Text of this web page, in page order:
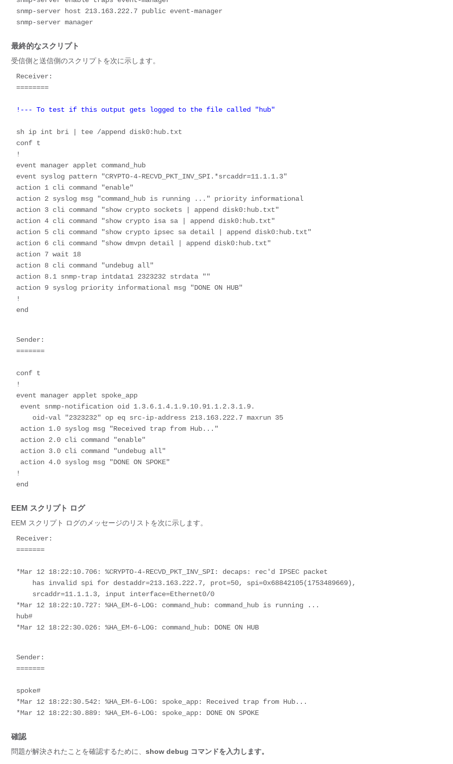
snmp-server host 213.163.222.7 public event-manager
snmp-server manager
最終的なスクリプト
受信側と送信側のスクリプトを次に示します。
Receiver:
!--- To test if this output gets logged to the file called "hub"
sh ip int bri | tee /append disk0:hub.txt
conf t
!
event manager applet command_hub
event syslog pattern "CRYPTO-4-RECVD_PKT_INV_SPI.*srcaddr=11.1.1.3"
action 1 cli command "enable"
action 2 syslog msg "command_hub is running ..." priority informational
action 3 cli command "show crypto sockets | append disk0:hub.txt"
action 4 cli command "show crypto isa sa | append disk0:hub.txt"
action 5 cli command "show crypto ipsec sa detail | append disk0:hub.txt"
action 6 cli command "show dmvpn detail | append disk0:hub.txt"
action 7 wait 18
action 8 cli command "undebug all"
action 8.1 snmp-trap intdata1 2323232 strdata ""
action 9 syslog priority informational msg "DONE ON HUB"
!
end
Sender:
=======
conf t
!
event manager applet spoke_app
!
end
EEM スクリプト ログ
EEM スクリプト ログのメッセージのリストを次に示します。
Receiver:
=======
*Mar 12 18:22:10.706: %CRYPTO-4-RECVD_PKT_INV_SPI: decaps: rec'd IPSEC packet
*Mar 12 18:22:10.727: %HA_EM-6-LOG: command_hub: command_hub is running ...
hub#
*Mar 12 18:22:30.026: %HA_EM-6-LOG: command_hub: DONE ON HUB
Sender:
=======
spoke#
*Mar 12 18:22:30.542: %HA_EM-6-LOG: spoke_app: Received trap from Hub...
*Mar 12 18:22:30.889: %HA_EM-6-LOG: spoke_app: DONE ON SPOKE
確認
問題が解決されたことを確認するために、 show debug コマンドを入力します。